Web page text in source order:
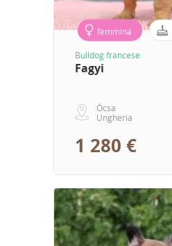
femmina
Bulldog francese
Fagyi
Ócsa
Ungheria
1 280 €